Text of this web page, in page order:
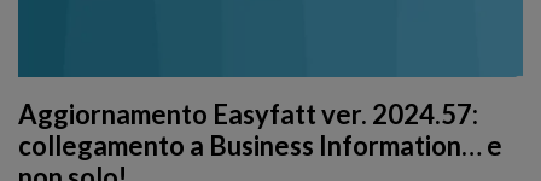
Aggiornamento Easyfatt ver. 2024.57:
collegamento a Business Information… e